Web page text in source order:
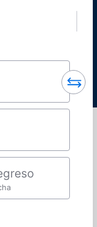
o vuelos directos